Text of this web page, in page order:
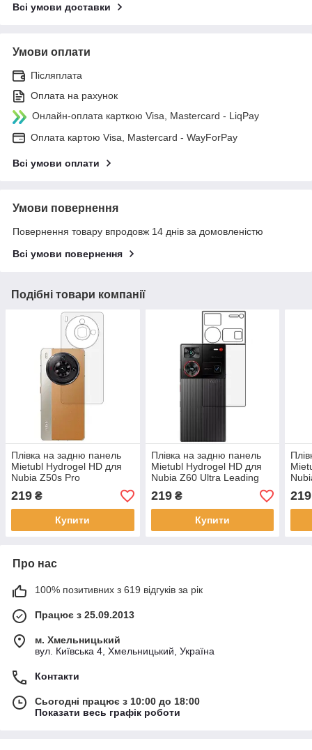
Всі умови доставки
Умови оплати
Післяплата
Оплата на рахунок
Онлайн-оплата карткою Visa, Mastercard - LiqPay
Оплата картою Visa, Mastercard - WayForPay
Всі умови оплати
Умови повернення
Повернення товару впродовж 14 днів за домовленістю
Всі умови повернення
Подібні товари компанії
Плівка на задню панель
Mietubl Hydrogel HD для
Nubia Z50s Pro
219 ₴
Купити
Плівка на задню панель
Mietubl Hydrogel HD для
Nubia Z60 Ultra Leading
Version
219₴
Купити
219
Про нас
100% позитивних з 619 відгуків за рік
Працює з 25.09.2013
м. Хмельницький
вул. Київська 4, Хмельницький, Україна
Контакти
Сьогодні працює з 10:00 до 18:00
Показати весь графік роботи